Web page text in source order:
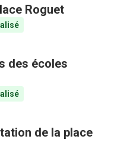
Roguet
des écoles
de la place